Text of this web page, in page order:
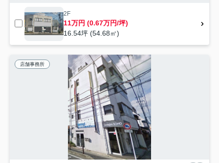
2F
11万円 (0.67万円/坪)
16.54坪 (54.68㎡)
店舗事務所